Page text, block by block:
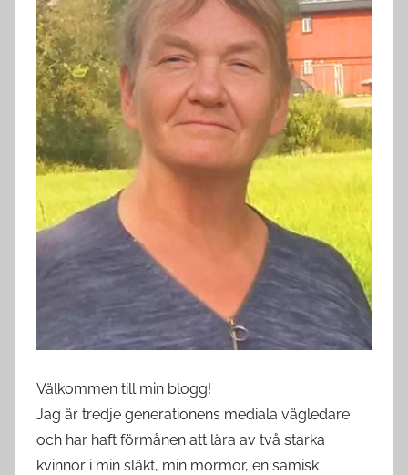
Välkommen till min blogg!
Jag är tredje generationens mediala vägledare
och har haft förmånen att lära av två starka
kvinnor i min släkt, min mormor, en samisk